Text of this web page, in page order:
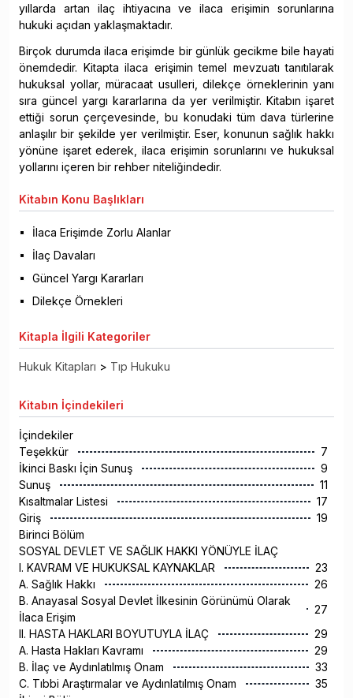
yıllarda artan ilaç ihtiyacına ve ilaca erişimin sorunlarına
hukuki açıdan yaklaşmaktadır.
Birçok durumda ilaca erişimde bir günlük gecikme bile hayati
önemdedir. Kitapta ilaca erişimin temel mevzuatı tanıtılarak
hukuksal yollar, müracaat usulleri, dilekçe örneklerinin yanı
sıra güncel yargı kararlarına da yer verilmiştir. Kitabın işaret
ettiği sorun çerçevesinde, bu konudaki tüm dava türlerine
anlaşılır bir şekilde yer verilmiştir. Eser, konunun sağlık hakkı
yönüne işaret ederek, ilaca erişimin sorunlarını ve hukuksal
yollarını içeren bir rehber niteliğindedir.
Kitabın Konu Başlıkları
İlaca Erişimde Zorlu Alanlar
İlaç Davaları
Güncel Yargı Kararları
Dilekçe Örnekleri
Kitapla İlgili Kategoriler
Hukuk Kitapları > Tıp Hukuku
Kitabın İçindekileri
İçindekiler
Teşekkür
7
İkinci Baskı İçin Sunuş
9
Sunuş
11
Kısaltmalar Listesi
17
Giriş
19
Birinci Bölüm
SOSYAL DEVLET VE SAĞLIK HAKKI YÖNÜYLE İLAÇ
I. KAVRAM VE HUKUKSAL KAYNAKLAR
23
A. Sağlık Hakkı
26
B. Anayasal Sosyal Devlet İlkesinin Görünümü Olarak
İlaca Erişim
27
II. HASTA HAKLARI BOYUTUYLA İLAÇ
29
A. Hasta Hakları Kavramı
29
B. İlaç ve Aydınlatılmış Onam
33
C. Tıbbi Araştırmalar ve Aydınlatılmış Onam
35